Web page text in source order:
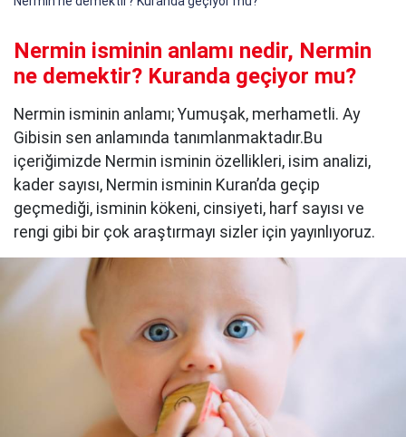
Nermin isminin anlamı nedir, Nermin
ne demektir? Kuranda geçiyor mu?
Nermin isminin anlamı; Yumuşak, merhametli. Ay
Gibisin sen anlamında tanımlanmaktadır.Bu
içeriğimizde Nermin isminin özellikleri, isim analizi,
kader sayısı, Nermin isminin Kuran’da geçip
geçmediği, isminin kökeni, cinsiyeti, harf sayısı ve
rengi gibi bir çok araştırmayı sizler için yayınlıyoruz.